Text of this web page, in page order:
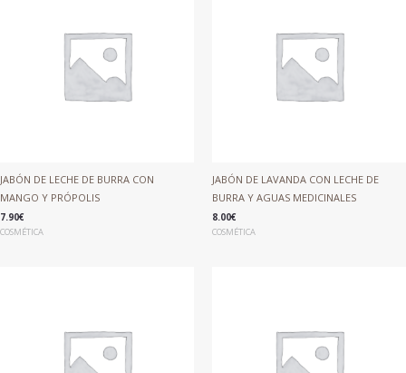
JABÓN DE LECHE DE BURRA CON
MANGO Y PRÓPOLIS
7.90€
COSMÉTICA
JABÓN DE LAVANDA CON LECHE DE
BURRA Y AGUAS MEDICINALES
8.00€
COSMÉTICA